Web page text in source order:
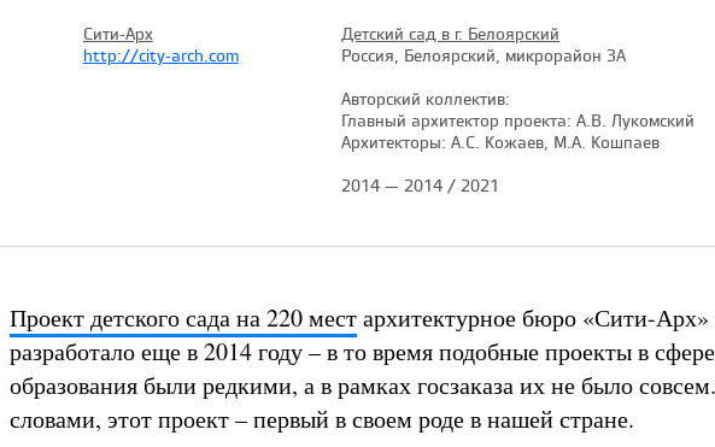
Сити-Арх
http://city-arch.com
Детский сад в г. Белоярский
Россия, Белоярский, микрорайон 3А
Авторский коллектив:
Главный архитектор проекта: А.В. Лукомский
Архитекторы: А.С. Кожаев, М.А. Кошпаев
2014 — 2014 / 2021
Проект детского сада на 220 местархитектурное бюро «Сити-Арх»
разработало еще в 2014 году – в то время подобные проекты в сфере
образования были редкими, а в рамках госзаказа их не было
словами, этот проект – первый в своем роде в нашей стране.